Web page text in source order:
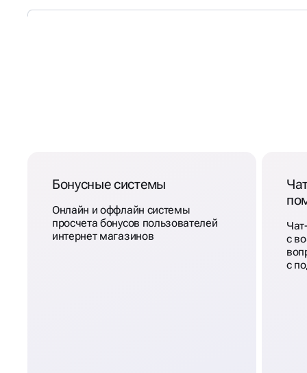
Бонусные системы
Онлайн и оффлайн системы
просчета бонусов пользователей
интернет магазинов
с
с